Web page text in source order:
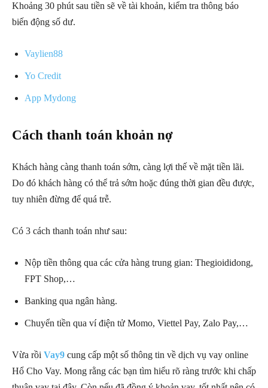
Khoảng 30 phút sau tiền sẽ về tài khoản, kiểm tra thông báo
biến động số dư.
Vaylien88
Yo Credit
App Mydong
Cách thanh toán khoản nợ
Khách hàng càng thanh toán sớm, càng lợi thế về mặt tiền lãi.
Do đó khách hàng có thể trả sớm hoặc đúng thời gian đều được,
tuy nhiên đừng để quá trễ.
Có 3 cách thanh toán như sau:
Nộp tiền thông qua các cửa hàng trung gian: Thegioididong,
FPT Shop,…
Banking qua ngân hàng.
Chuyển tiền qua ví điện tử Momo, Viettel Pay, Zalo Pay,…
Vừa rồi Vay9 cung cấp một số thông tin về dịch vụ vay online
Hổ Cho Vay. Mong rằng các bạn tìm hiểu rõ ràng trước khi chấp